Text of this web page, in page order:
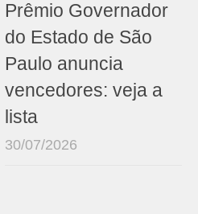
Prêmio Governador
do Estado de São
Paulo anuncia
vencedores: veja a
lista
30/07/2026